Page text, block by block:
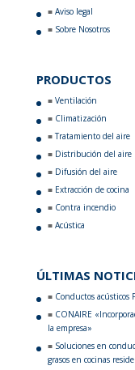
Aviso legal
Sobre Nosotros
PRODUCTOS
Ventilación
Climatización
Tratamiento del aire
Distribución del aire
Difusión del aire
Extracción de cocina
Contra incendio
Acústica
ÚLTIMAS
Conductos acústicos
CONAIRE
la empresa»
Soluciones en
grasos en cocinas